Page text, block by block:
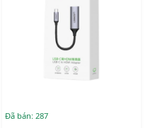
Đã bán: 287